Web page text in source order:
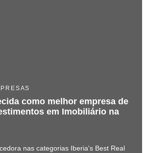
como melhor empresa de
em Imobiliário na
nas categorias Iberia's Best Real